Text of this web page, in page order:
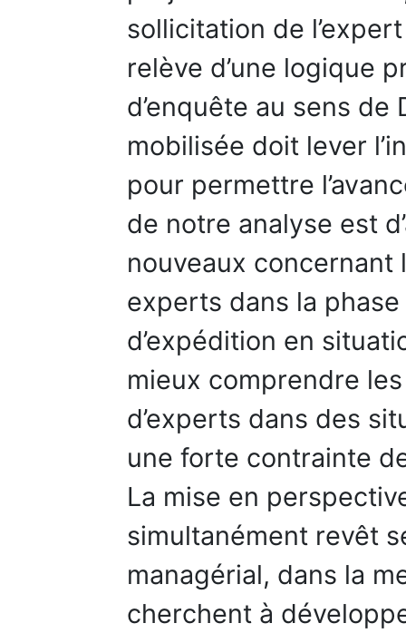
sollicitation de
relève d’une logique
d’enquête au sens de
mobilisée doit lever
pour permettre
de notre analyse est
nouveaux
experts dans la
d’expédition en
mieux comprendre
d’experts dans des
une forte contrainte
La mise en
simultanément revêt
managérial, dans la
cherchent à